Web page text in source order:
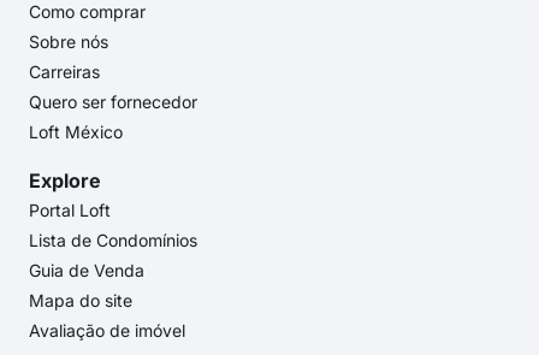
Como comprar
Sobre nós
Carreiras
Quero ser fornecedor
Loft México
Explore
Portal Loft
Lista de Condomínios
Guia de Venda
Mapa do site
Avaliação de imóvel